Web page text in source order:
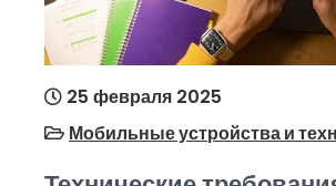
25 февраля 2025
Мобильные устройства и